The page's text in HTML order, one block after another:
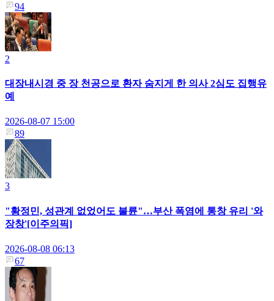
94
2
대장내시경 중 장 천공으로 환자 숨지게 한 의사 2심도 집행유
예
2026-08-07 15:00
89
3
"황정민, 성관계 없었어도 불륜"…부산 폭염에 통창 유리 '와
장창'[이주의픽]
2026-08-08 06:13
67